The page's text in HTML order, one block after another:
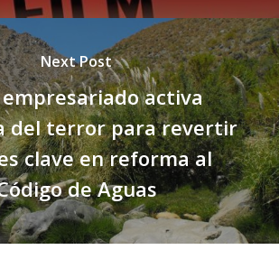
Next Post
activa
del terror para revertir
clave en reforma al
de Aguas